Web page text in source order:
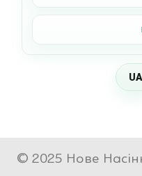
UA
© 2025 Нове